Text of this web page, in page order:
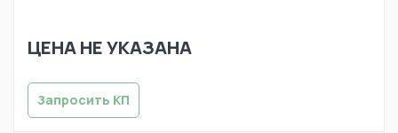
ЦЕНА НЕ УКАЗАНА
Запросить КП